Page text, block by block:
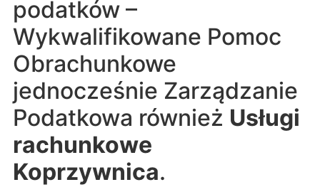
podatków –
Wykwalifikowane Pomoc
Obrachunkowe
jednocześnie Zarządzanie
Podatkowa również Usługi
rachunkowe
Koprzywnica.